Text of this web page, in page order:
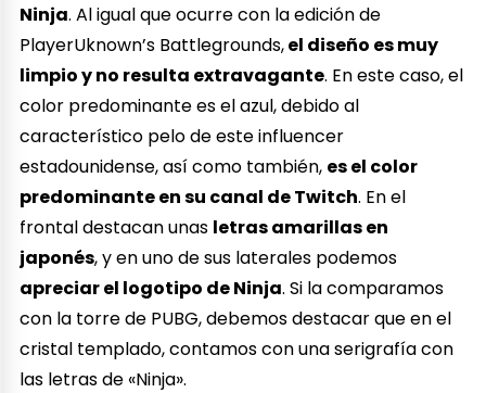
Ninja. Al igual que ocurre con la edición de
PlayerUknown’s Battlegrounds,el diseño es muy
limpio y no resulta extravagante. En este caso, el
color predominante es el azul, debido al
característico pelo de este influencer
estadounidense, así como también, es el color
predominante en su canal de Twitch. En el
frontal destacan unas letras amarillas en
japonés, y en uno de sus laterales podemos
apreciar el logotipo de Ninja. Si la comparamos
con la torre de PUBG, debemos destacar que en el
cristal templado, contamos con una serigrafía con
las letras de «Ninja».